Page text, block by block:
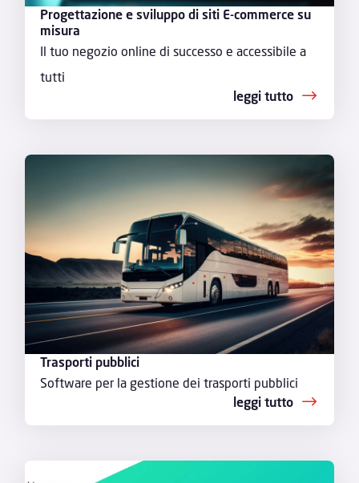
Progettazione e sviluppo di siti E-commerce su
misura
Il tuo negozio online di successo e accessibile a
tutti
leggi tutto
Trasporti pubblici
Software per la gestione dei trasporti pubblici
leggi tutto